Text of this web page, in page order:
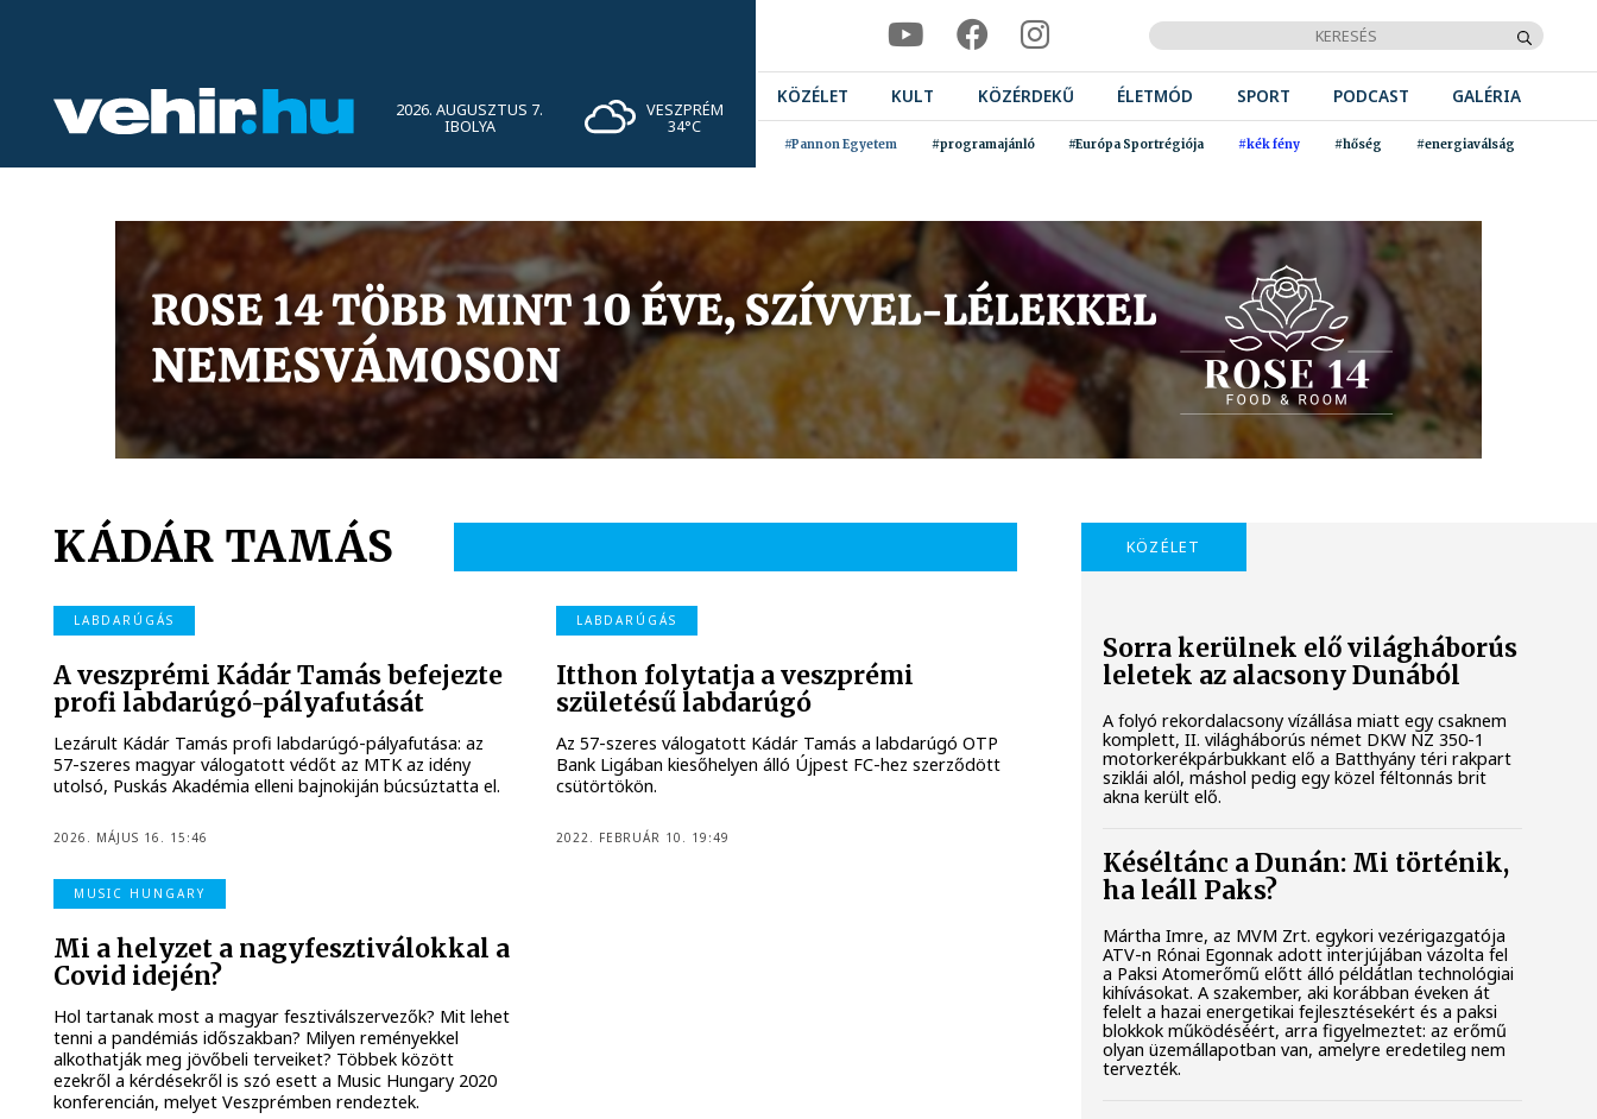
2026. AUGUSZTUS 7.
IBOLYA
VESZPRÉM
34°C
KÖZÉLET KULT KÖZÉRDEKŰ ÉLETMÓD SPORT PODCAST GALÉRIA
#Pannon Egyetem #programajánló #Európa Sportrégiója #kék fény #hőség #energiaválság
KÁDÁR TAMÁS
LABDARÚGÁS
A veszprémi Kádár Tamás befejezte
profi labdarúgó-pályafutását
Lezárult Kádár Tamás profi labdarúgó-pályafutása: az
57-szeres magyar válogatott védőt az MTK az idény
utolsó, Puskás Akadémia elleni bajnokiján búcsúztatta el.
2026. MÁJUS 16. 15:46
LABDARÚGÁS
Itthon folytatja a veszprémi
születésű labdarúgó
Az 57-szeres válogatott Kádár Tamás a labdarúgó OTP
Bank Ligában kiesőhelyen álló Újpest FC-hez szerződött
csütörtökön.
2022. FEBRUÁR 10. 19:49
MUSIC HUNGARY
Mi a helyzet a nagyfesztiválokkal a
Covid idején?
Hol tartanak most a magyar fesztiválszervezők? Mit lehet
tenni a pandémiás időszakban? Milyen reményekkel
alkothatják meg jövőbeli terveiket? Többek között
ezekről a kérdésekről is szó esett a Music Hungary 2020
konferencián, melyet Veszprémben rendeztek.
KÖZÉLET
Sorra kerülnek elő világháborús
leletek az alacsony Dunából
A folyó rekordalacsony vízállása miatt egy csaknem
komplett, II. világháborús német DKW NZ 350-1
motorkerékpárbukkant elő a Batthyány téri rakpart
sziklái alól, máshol pedig egy közel féltonnás brit
akna került elő.
Késéltánc a Dunán: Mi történik,
ha leáll Paks?
Mártha Imre, az MVM Zrt. egykori vezérigazgatója
ATV-n Rónai Egonnak adott interjújában vázolta fel
a Paksi Atomerőmű előtt álló példátlan technológiai
kihívásokat. A szakember, aki korábban éveken át
felelt a hazai energetikai fejlesztésekért és a paksi
blokkok működéséért, arra figyelmeztet: az erőmű
olyan üzemállapotban van, amelyre eredetileg nem
tervezték.